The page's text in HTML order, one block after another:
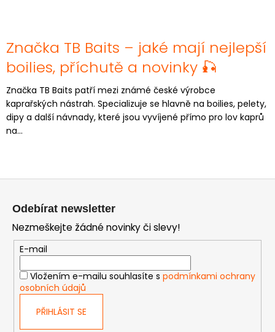
Značka TB Baits – jaké mají nejlepší
boilies, příchutě a novinky 🎣
Značka TB Baits patří mezi známé české výrobce
kaprařských nástrah. Specializuje se hlavně na boilies, pelety,
dipy a další návnady, které jsou vyvíjené přímo pro lov kaprů
na...
Odebírat newsletter
Nezmeškejte žádné novinky či slevy!
E-mail
Vložením e-mailu souhlasíte s podmínkami ochrany
osobních údajů
PŘIHLÁSIT SE